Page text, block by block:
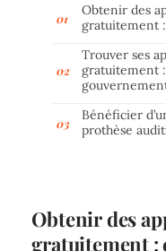
Obtenir des
gratuitement
Trouver ses
gratuitement
Bénéficier
prothèse
Obtenir des
gratuitement :